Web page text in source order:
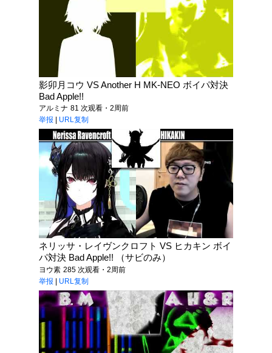
影卯月コウ VS Another H MK-NEO ボイパ対決
Bad Apple!!
アルミナ 81 次观看・2周前
举报
URL复制
ネリッサ・レイヴンクロフト VS ヒカキン ボイ
パ対決 Bad Apple!! （サビのみ）
ヨウ素 285 次观看・2周前
举报
URL复制